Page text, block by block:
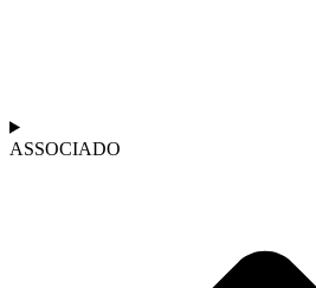
ASSOCIADO